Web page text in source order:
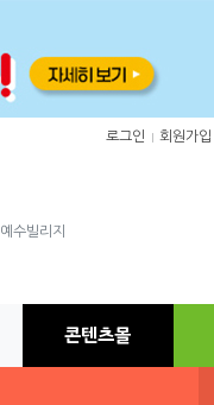
로그인 회원가입
예수빌리지
콘텐츠몰